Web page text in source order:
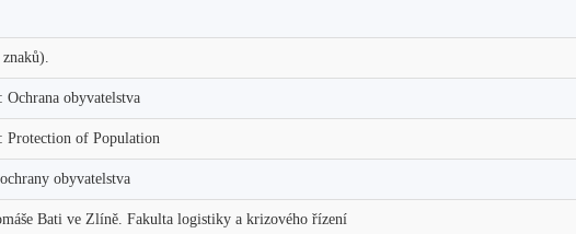
obyvatelstva
Protection of Population
obyvatelstva
Bati ve Zlíně. Fakulta logistiky a krizového řízení